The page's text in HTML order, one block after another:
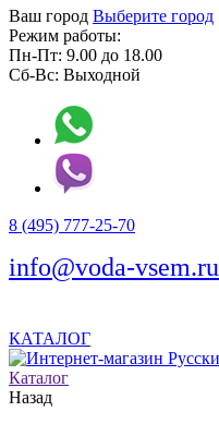
Ваш город Выберите город
Режим работы:
Пн-Пт: 9.00 до 18.00
Сб-Вс: Выходной
8 (495) 777-25-70
info@voda-vsem.ru
КАТАЛОГ
Каталог
Назад